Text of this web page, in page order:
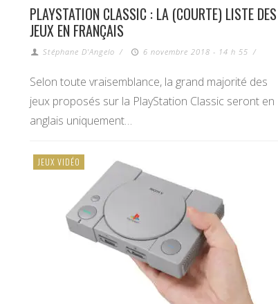
PLAYSTATION CLASSIC : LA (COURTE) LISTE DES
JEUX EN FRANÇAIS
Stéphane D'Angelo / 6 novembre 2018 - 14 h 55 /
Selon toute vraisemblance, la grand majorité des
jeux proposés sur la PlayStation Classic seront en
anglais uniquement…
JEUX VIDÉO